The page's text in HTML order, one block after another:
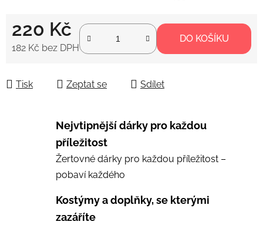
220 Kč
182 Kč bez DPH
DO KOŠÍKU
Tisk Zeptat se Sdílet
Nejvtipnější dárky pro každou
příležitost
Žertovné dárky pro každou příležitost –
pobaví každého
Kostýmy a doplňky, se kterými
zazáříte